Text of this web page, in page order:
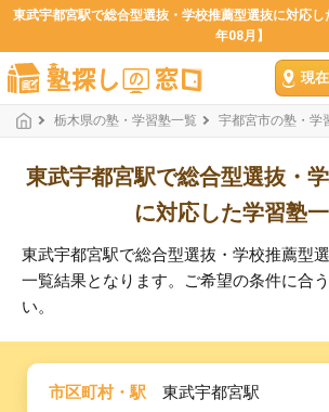
東武宇都宮駅で総合型選抜・学校推薦型選抜に対応
年08月】
現
栃木県の塾・学習塾一覧 宇都宮市の塾・学
東武宇都宮駅で総合型選抜・
に対応した学習塾
東武宇都宮駅で総合型選抜・学校推薦型
一覧結果となります。ご希望の条件に合
い。
市区町村・駅 東武宇都宮駅